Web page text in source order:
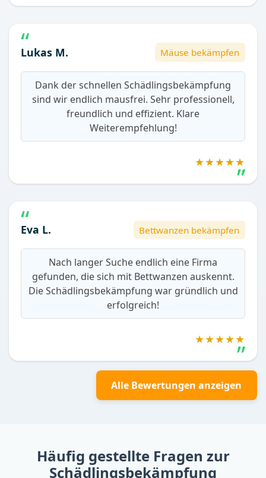
Lukas M. Mäuse bekämpfen
Dank der schnellen Schädlingsbekämpfung
sind wir endlich mausfrei. Sehr professionell,
freundlich und effizient. Klare
Weiterempfehlung!
★★★★★
Eva L. Bettwanzen bekämpfen
Nach langer Suche endlich eine Firma
gefunden, die sich mit Bettwanzen auskennt.
Die Schädlingsbekämpfung war gründlich und
erfolgreich!
★★★★★
Alle Bewertungen anzeigen
Häufig gestellte Fragen zur
Schädlingsbekämpfung